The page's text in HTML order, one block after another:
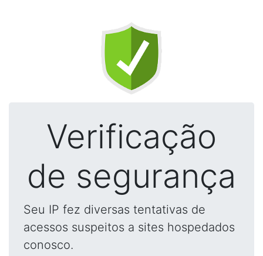
Verificação
de segurança
Seu IP fez diversas tentativas de
acessos suspeitos a sites hospedados
conosco.